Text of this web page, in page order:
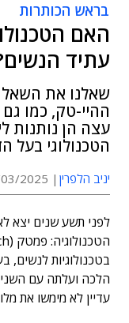
בראש הכותרות
האם
עתיד
שאלנו את
ההיי-טק, כמו
עצה הן נותנות
הטכנולוגי בעל
יניב הלפרין 2025 14:56
לפני תשע שנים יצא
בטכנולוגיות
הלכה ועלתה עם
עדיין לא מימשו את